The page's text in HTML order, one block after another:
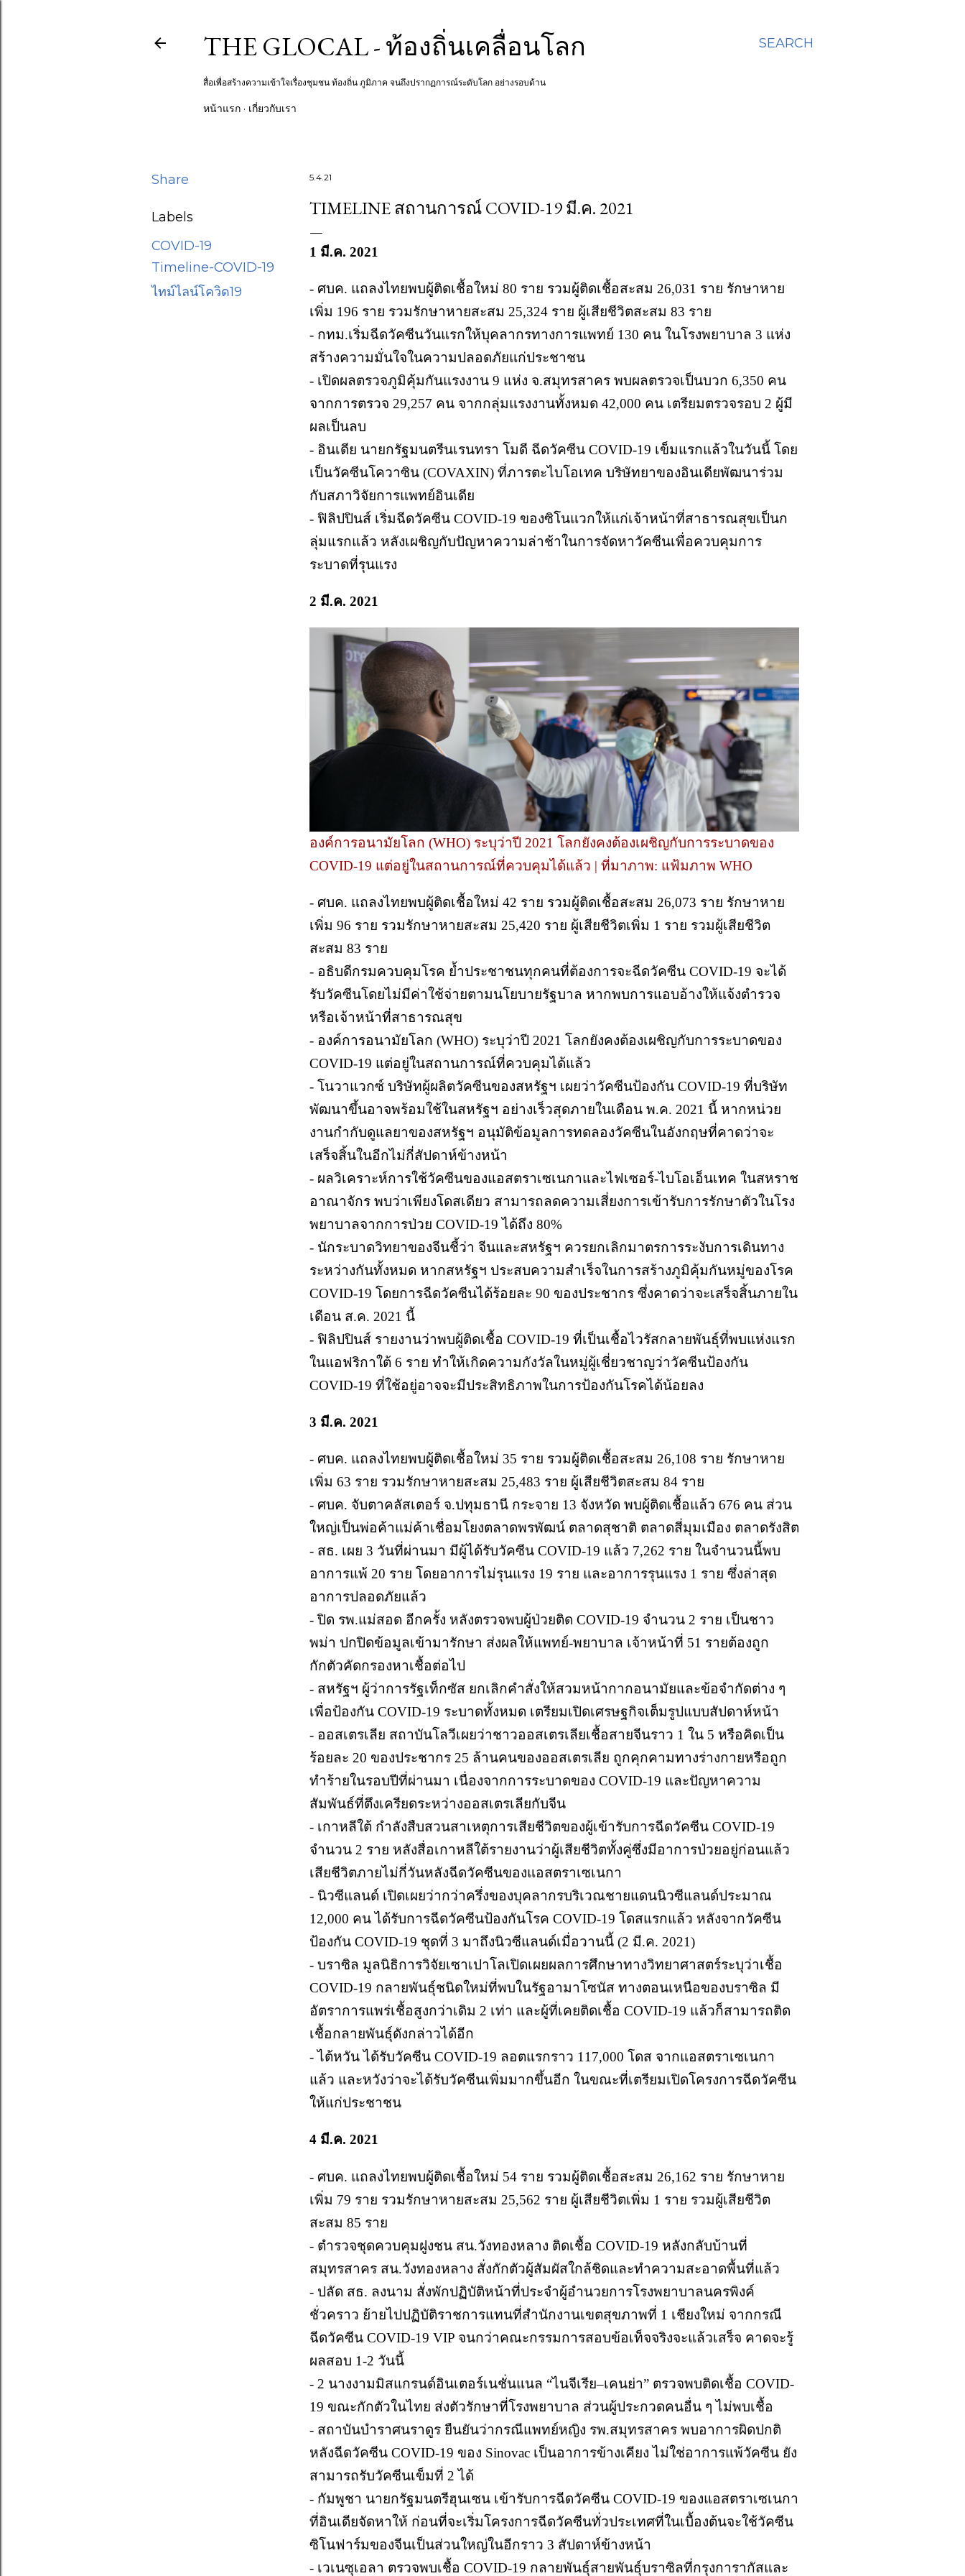
SEARCH
THE GLOCAL - ท้องถิ่นเคลื่อนโลก
สื่อเพื่อสร้างความเข้าใจเรื่องชุมชน ท้องถิ่น ภูมิภาค จนถึงปรากฏการณ์ระดับโลก อย่างรอบด้าน
หน้าแรก เกี่ยวกับเรา
Share
Labels
COVID-19
Timeline-COVID-19
ไทม์ไลน์โควิด19
5.4.21
TIMELINE สถานการณ์ COVID-19 มี.ค. 2021
1 มี.ค. 2021
- ศบค. แถลงไทยพบผู้ติดเชื้อใหม่ 80 ราย รวมผู้ติดเชื้อสะสม 26,031 ราย รักษาหาย
เพิ่ม 196 ราย รวมรักษาหายสะสม 25,324 ราย ผู้เสียชีวิตสะสม 83 ราย
- กทม.เริ่มฉีดวัคซีนวันแรกให้บุคลากรทางการแพทย์ 130 คน ในโรงพยาบาล 3 แห่ง
สร้างความมั่นใจในความปลอดภัยแก่ประชาชน
- เปิดผลตรวจภูมิคุ้มกันแรงงาน 9 แห่ง จ.สมุทรสาคร พบผลตรวจเป็นบวก 6,350 คน
จากการตรวจ 29,257 คน จากกลุ่มแรงงานทั้งหมด 42,000 คน เตรียมตรวจรอบ 2 ผู้มี
ผลเป็นลบ
- อินเดีย นายกรัฐมนตรีนเรนทรา โมดี ฉีดวัคซีน COVID-19 เข็มแรกแล้วในวันนี้ โดย
เป็นวัคซีนโควาซิน (COVAXIN) ที่ภารตะไบโอเทค บริษัทยาของอินเดียพัฒนาร่วม
กับสภาวิจัยการแพทย์อินเดีย
- ฟิลิปปินส์ เริ่มฉีดวัคซีน COVID-19 ของซิโนแวกให้แก่เจ้าหน้าที่สาธารณสุขเป็นก
ลุ่มแรกแล้ว หลังเผชิญกับปัญหาความล่าช้าในการจัดหาวัคซีนเพื่อควบคุมการ
ระบาดที่รุนแรง
2 มี.ค. 2021
องค์การอนามัยโลก (WHO) ระบุว่าปี 2021 โลกยังคงต้องเผชิญกับการระบาดของ
COVID-19 แต่อยู่ในสถานการณ์ที่ควบคุมได้แล้ว | ที่มาภาพ: แฟ้มภาพ WHO
- ศบค. แถลงไทยพบผู้ติดเชื้อใหม่ 42 ราย รวมผู้ติดเชื้อสะสม 26,073 ราย รักษาหาย
เพิ่ม 96 ราย รวมรักษาหายสะสม 25,420 ราย ผู้เสียชีวิตเพิ่ม 1 ราย รวมผู้เสียชีวิต
สะสม 83 ราย
- อธิบดีกรมควบคุมโรค ย้ำประชาชนทุกคนที่ต้องการจะฉีดวัคซีน COVID-19 จะได้
รับวัคซีนโดยไม่มีค่าใช้จ่ายตามนโยบายรัฐบาล หากพบการแอบอ้างให้แจ้งตำรวจ
หรือเจ้าหน้าที่สาธารณสุข
- องค์การอนามัยโลก (WHO) ระบุว่าปี 2021 โลกยังคงต้องเผชิญกับการระบาดของ
COVID-19 แต่อยู่ในสถานการณ์ที่ควบคุมได้แล้ว
- โนวาแวกซ์ บริษัทผู้ผลิตวัคซีนของสหรัฐฯ เผยว่าวัคซีนป้องกัน COVID-19 ที่บริษัท
พัฒนาขึ้นอาจพร้อมใช้ในสหรัฐฯ อย่างเร็วสุดภายในเดือน พ.ค. 2021 นี้ หากหน่วย
งานกำกับดูแลยาของสหรัฐฯ อนุมัติข้อมูลการทดลองวัคซีนในอังกฤษที่คาดว่าจะ
เสร็จสิ้นในอีกไม่กี่สัปดาห์ข้างหน้า
- ผลวิเคราะห์การใช้วัคซีนของแอสตราเซเนกาและไฟเซอร์-ไบโอเอ็นเทค ในสหราช
อาณาจักร พบว่าเพียงโดสเดียว สามารถลดความเสี่ยงการเข้ารับการรักษาตัวในโรง
พยาบาลจากการป่วย COVID-19 ได้ถึง 80%
- นักระบาดวิทยาของจีนชี้ว่า จีนและสหรัฐฯ ควรยกเลิกมาตรการระงับการเดินทาง
ระหว่างกันทั้งหมด หากสหรัฐฯ ประสบความสำเร็จในการสร้างภูมิคุ้มกันหมู่ของโรค
COVID-19 โดยการฉีดวัคซีนได้ร้อยละ 90 ของประชากร ซึ่งคาดว่าจะเสร็จสิ้นภายใน
เดือน ส.ค. 2021 นี้
- ฟิลิปปินส์ รายงานว่าพบผู้ติดเชื้อ COVID-19 ที่เป็นเชื้อไวรัสกลายพันธุ์ที่พบแห่งแรก
ในแอฟริกาใต้ 6 ราย ทำให้เกิดความกังวัลในหมู่ผู้เชี่ยวชาญว่าวัคซีนป้องกัน
COVID-19 ที่ใช้อยู่อาจจะมีประสิทธิภาพในการป้องกันโรคได้น้อยลง
3 มี.ค. 2021
- ศบค. แถลงไทยพบผู้ติดเชื้อใหม่ 35 ราย รวมผู้ติดเชื้อสะสม 26,108 ราย รักษาหาย
เพิ่ม 63 ราย รวมรักษาหายสะสม 25,483 ราย ผู้เสียชีวิตสะสม 84 ราย
- ศบค. จับตาคลัสเตอร์ จ.ปทุมธานี กระจาย 13 จังหวัด พบผู้ติดเชื้อแล้ว 676 คน ส่วน
ใหญ่เป็นพ่อค้าแม่ค้าเชื่อมโยงตลาดพรพัฒน์ ตลาดสุชาติ ตลาดสี่มุมเมือง ตลาดรังสิต
- สธ. เผย 3 วันที่ผ่านมา มีผู้ได้รับวัคซีน COVID-19 แล้ว 7,262 ราย ในจำนวนนี้พบ
อาการแพ้ 20 ราย โดยอาการไม่รุนแรง 19 ราย และอาการรุนแรง 1 ราย ซึ่งล่าสุด
อาการปลอดภัยแล้ว
- ปิด รพ.แม่สอด อีกครั้ง หลังตรวจพบผู้ป่วยติด COVID-19 จำนวน 2 ราย เป็นชาว
พม่า ปกปิดข้อมูลเข้ามารักษา ส่งผลให้แพทย์-พยาบาล เจ้าหน้าที่ 51 รายต้องถูก
กักตัวคัดกรองหาเชื้อต่อไป
- สหรัฐฯ ผู้ว่าการรัฐเท็กซัส ยกเลิกคำสั่งให้สวมหน้ากากอนามัยและข้อจำกัดต่าง ๆ
เพื่อป้องกัน COVID-19 ระบาดทั้งหมด เตรียมเปิดเศรษฐกิจเต็มรูปแบบสัปดาห์หน้า
- ออสเตรเลีย สถาบันโลวีเผยว่าชาวออสเตรเลียเชื้อสายจีนราว 1 ใน 5 หรือคิดเป็น
ร้อยละ 20 ของประชากร 25 ล้านคนของออสเตรเลีย ถูกคุกคามทางร่างกายหรือถูก
ทำร้ายในรอบปีที่ผ่านมา เนื่องจากการระบาดของ COVID-19 และปัญหาความ
สัมพันธ์ที่ตึงเครียดระหว่างออสเตรเลียกับจีน
- เกาหลีใต้ กำลังสืบสวนสาเหตุการเสียชีวิตของผู้เข้ารับการฉีดวัคซีน COVID-19
จำนวน 2 ราย หลังสื่อเกาหลีใต้รายงานว่าผู้เสียชีวิตทั้งคู่ซึ่งมีอาการป่วยอยู่ก่อนแล้ว
เสียชีวิตภายไม่กี่วันหลังฉีดวัคซีนของแอสตราเซเนกา
- นิวซีแลนด์ เปิดเผยว่ากว่าครึ่งของบุคลากรบริเวณชายแดนนิวซีแลนด์ประมาณ
12,000 คน ได้รับการฉีดวัคซีนป้องกันโรค COVID-19 โดสแรกแล้ว หลังจากวัคซีน
ป้องกัน COVID-19 ชุดที่ 3 มาถึงนิวซีแลนด์เมื่อวานนี้ (2 มี.ค. 2021)
- บราซิล มูลนิธิการวิจัยเซาเปาโลเปิดเผยผลการศึกษาทางวิทยาศาสตร์ระบุว่าเชื้อ
COVID-19 กลายพันธุ์ชนิดใหม่ที่พบในรัฐอามาโซนัส ทางตอนเหนือของบราซิล มี
อัตราการแพร่เชื้อสูงกว่าเดิม 2 เท่า และผู้ที่เคยติดเชื้อ COVID-19 แล้วก็สามารถติด
เชื้อกลายพันธุ์ดังกล่าวได้อีก
- ไต้หวัน ได้รับวัคซีน COVID-19 ลอตแรกราว 117,000 โดส จากแอสตราเซเนกา
แล้ว และหวังว่าจะได้รับวัคซีนเพิ่มมากขึ้นอีก ในขณะที่เตรียมเปิดโครงการฉีดวัคซีน
ให้แก่ประชาชน
4 มี.ค. 2021
- ศบค. แถลงไทยพบผู้ติดเชื้อใหม่ 54 ราย รวมผู้ติดเชื้อสะสม 26,162 ราย รักษาหาย
เพิ่ม 79 ราย รวมรักษาหายสะสม 25,562 ราย ผู้เสียชีวิตเพิ่ม 1 ราย รวมผู้เสียชีวิต
สะสม 85 ราย
- ตำรวจชุดควบคุมฝูงชน สน.วังทองหลาง ติดเชื้อ COVID-19 หลังกลับบ้านที่
สมุทรสาคร สน.วังทองหลาง สั่งกักตัวผู้สัมผัสใกล้ชิดและทำความสะอาดพื้นที่แล้ว
- ปลัด สธ. ลงนาม สั่งพักปฏิบัติหน้าที่ประจำผู้อำนวยการโรงพยาบาลนครพิงค์
ชั่วคราว ย้ายไปปฏิบัติราชการแทนที่สำนักงานเขตสุขภาพที่ 1 เชียงใหม่ จากกรณี
ฉีดวัคซีน COVID-19 VIP จนกว่าคณะกรรมการสอบข้อเท็จจริงจะแล้วเสร็จ คาดจะรู้
ผลสอบ 1-2 วันนี้
- 2 นางงามมิสแกรนด์อินเตอร์เนชั่นแนล “ไนจีเรีย–เคนย่า” ตรวจพบติดเชื้อ COVID-
19 ขณะกักตัวในไทย ส่งตัวรักษาที่โรงพยาบาล ส่วนผู้ประกวดคนอื่น ๆ ไม่พบเชื้อ
- สถาบันบำราศนราดูร ยืนยันว่ากรณีแพทย์หญิง รพ.สมุทรสาคร พบอาการผิดปกติ
หลังฉีดวัคซีน COVID-19 ของ Sinovac เป็นอาการข้างเคียง ไม่ใช่อาการแพ้วัคซีน ยัง
สามารถรับวัคซีนเข็มที่ 2 ได้
- กัมพูชา นายกรัฐมนตรีฮุนเซน เข้ารับการฉีดวัคซีน COVID-19 ของแอสตราเซเนกา
ที่อินเดียจัดหาให้ ก่อนที่จะเริ่มโครงการฉีดวัคซีนทั่วประเทศที่ในเบื้องต้นจะใช้วัคซีน
ซิโนฟาร์มของจีนเป็นส่วนใหญ่ในอีกราว 3 สัปดาห์ข้างหน้า
- เวเนซุเอลา ตรวจพบเชื้อ COVID-19 กลายพันธุ์สายพันธุ์บราซิลที่กรุงการากัสและ